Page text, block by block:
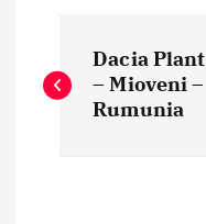
a
Dacia Plant
– Mioveni –
Rumunia